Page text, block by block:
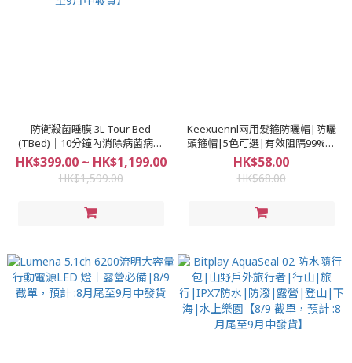
防衛殺菌睡膜 3L Tour Bed
(TBed)｜10分鐘內消除病菌病毒
傳染能力｜【8/9 截單，預計 :8月
尾至9月中發貨】
HK$399.00 ~ HK$1,199.00
HK$1,599.00
Keexuennl兩用髮箍防曬帽|防曬
頭箍帽|5色可選|有效阻隔99%紫
外線|付款後3-5個工作天發貨
HK$58.00
HK$68.00